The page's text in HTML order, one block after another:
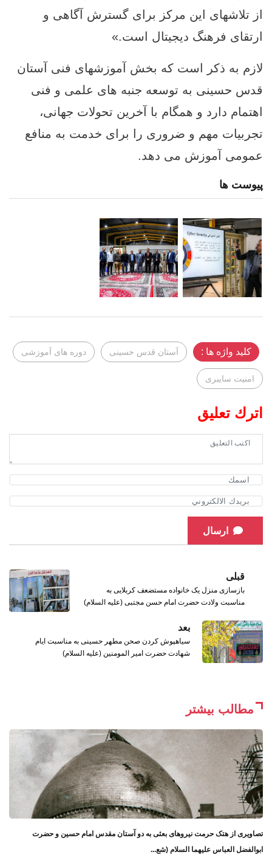
از تلاشهای این مرکز برای گسترش آگاهی و
ارتقای فرهنگ دیجیتال است.»
لازم به ذکر است که بخش آموزشهای فنی آستان
قدس حسینی به توسعه جنبه‌ های علمی و فنی
اهتمام دارد و همگام با آخرین تحولات جهانی،
تجربیات مهم و ضروری را برای خدمت به منافع
عمومی آموزش می دهد.
پیوست ها
کلید واژه ها : آستان قدس حسینی دوره های آموزشی
امنيت سايبرى
اترك تعليق
ارسال
قبلی
بازسازی منزل یک خانواده مستضعف کربلایی به
مناسبت ولادت حضرت امام حسن مجتبی (علیه السلام)
بعد
سیاهپوش کردن صحن مطهر حسینی به مناسبت ایام
شهادت حضرت امیر المومنین (علیه السلام)
مطالب بیشتر
تصاویری از هتک حرمت نیروهای بعثی به دو آستان مقدس امام حسین و حضرت
ابوالفضل العباس علیهما السلام (شع...